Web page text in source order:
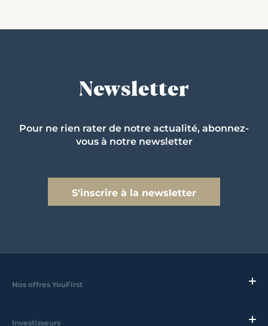
Newsletter
Pour ne rien rater de notre actualité, abonnez-
vous à notre newsletter
S'inscrire à la newsletter
Nos offres YouFirst
Investisseurs